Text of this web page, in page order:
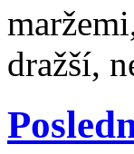
dražší,